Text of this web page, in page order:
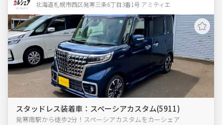
北海道札幌市西区発寒三条6丁目3番1号 アミティエ
スタッドレス装着車：スペーシアカスタム(5911)
発寒南駅から徒歩2分！スペーシアカスタムをカーシェア